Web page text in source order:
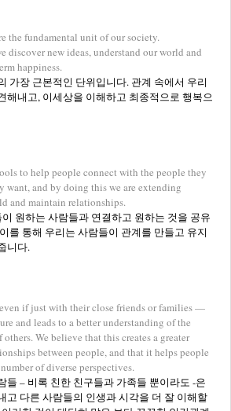
the fundamental unit of our society.
discover new ideas, understand our world and
happiness.
가장 근본적인 단위입니다. 관계 속에서 우리
해내고, 이세상을 이해하고 최종적으로 행복으
to help people connect with the people they
want, and by doing this we are extending
and maintain relationships.
원하는 사람들과 연결하고 원하는 것을 공유
를 통해 우리는 사람들이 관계를 만들고 유지
니다.
if just with their close friends or families —
and leads to a better understanding of the
We believe that this creates a greater
between people, and that it helps people
of diverse perspectives.
들 – 비록 친한 친구들과 가족들 뿐이라도 -은
고 다른 사람들의 인생과 시각을 더 잘 이해할